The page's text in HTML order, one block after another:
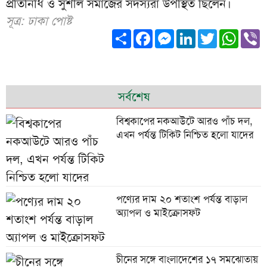
প্রতিনিধি ও সুশীল সমাজের সদস্যরা উপস্থিত ছিলেন।
সূত্র: ঢাকা পোষ্ট
ShareFacebook
Messenger
LinkedIn
Twitter
সর্বশেষ
বিশ্বকাপের নকআউটে আরও পাঁচ দল,
এখন পর্যন্ত টিকিট নিশ্চিত হলো যাদের
পণ্যের দাম ২০ শতাংশ পর্যন্ত বাড়াল
অ্যাপল ও মাইক্রোসফট
চীনের সঙ্গে বাংলাদেশের ১৭ সমঝোতায়